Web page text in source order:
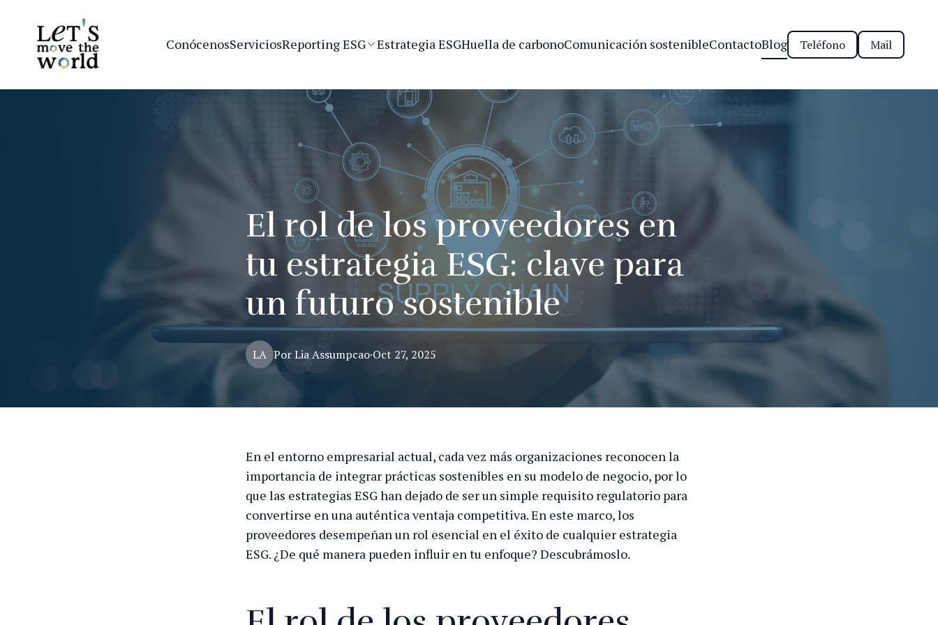
ConócenosServiciosReporting ESG Estrategia ESGHuella de carbonoComunicación sostenibleContactoBlog Teléfono Mail
El rol de los proveedores en
tu estrategia ESG: clave para
un futuro sostenible
LA Oct 27, 2025
·
PorLiaAssumpcao
En el entorno empresarial actual, cada vez más organizaciones reconocen la
importancia de integrar prácticas sostenibles en su modelo de negocio, por lo
que las estrategias ESG han dejado de ser un simple requisito regulatorio para
convertirse en una auténtica ventaja competitiva. En este marco, los
proveedores desempeñan un rol esencial en el éxito de cualquier estrategia
ESG. ¿De qué manera pueden influir en tu enfoque? Descubrámoslo.